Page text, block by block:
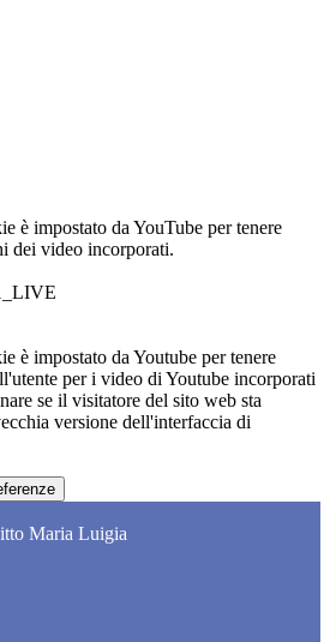
è impostato da YouTube per tenere
dei video incorporati.
è impostato da Youtube per tenere
per i video di Youtube incorporati
se il visitatore del sito web sta
versione dell'interfaccia di
Maria Luigia